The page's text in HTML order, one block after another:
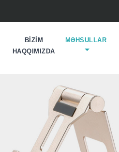
BIZIM
HAQQIMIZDA
MƏHSULLAR